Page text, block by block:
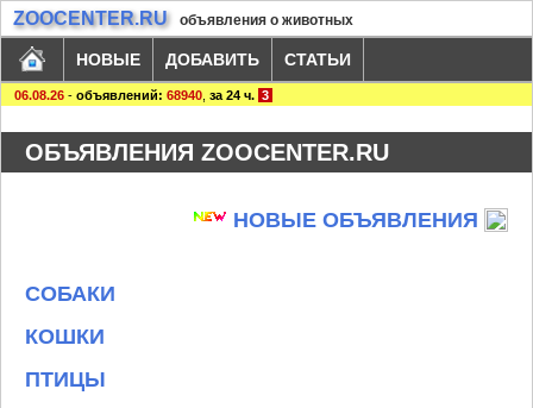
ZOOCENTER.RU объявления о животных
НОВЫЕ ДОБАВИТЬ СТАТЬИ
06.08.26 - объявлений: 68940 за 24 ч. 3
ОБЪЯВЛЕНИЯ ZOOCENTER.RU
НОВЫЕ ОБЪЯВЛЕНИЯ
СОБАКИ
КОШКИ
ПТИЦЫ